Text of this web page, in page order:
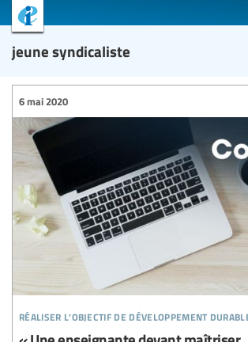
jeune syndicaliste
réaliser l’objectif de développement
6 mai 2020